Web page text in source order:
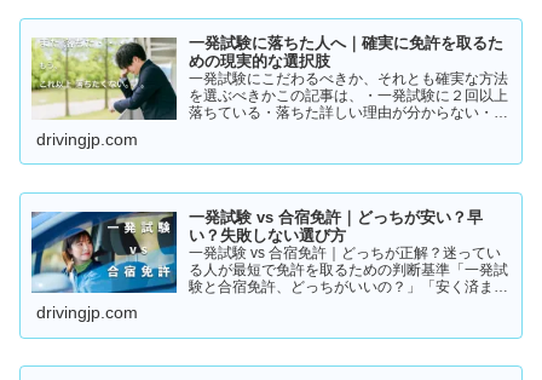
一発試験に落ちた人へ｜確実に免許を取るた
めの現実的な選択肢
一発試験にこだわるべきか、それとも確実な方法
を選ぶべきかこの記事は、・一発試験に２回以上
落ちている・落ちた詳しい理由が分からない・こ
らに何回も落ちる・数…
drivingjp.com
一発試験 vs 合宿免許｜どっちが安い？早
い？失敗しない選び方
一発試験 vs 合宿免許｜どっちが正解？迷ってい
る人が最短で免許を取るための判断基準「一発試
験と合宿免許、どっちがいいの？」「安く済ませ
と、人によって最適…
drivingjp.com